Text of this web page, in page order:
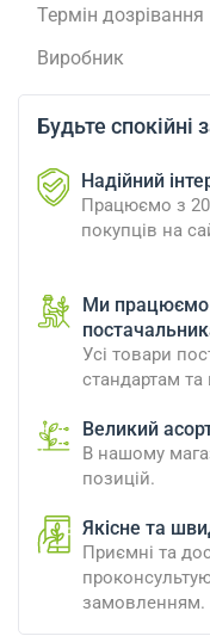
Термін дозрівання
Виробник
Будьте спокійні
Надійний
Працюємо з
покупців на
Ми працюємо
Усі товари
стандартам
Великий
В нашому
позицій.
Якісне та
Приємні та
замовленням.